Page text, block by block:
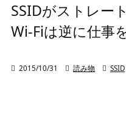
SSIDがストレー
Wi-Fiは逆に仕事
 2015/10/31  読み物  SSID